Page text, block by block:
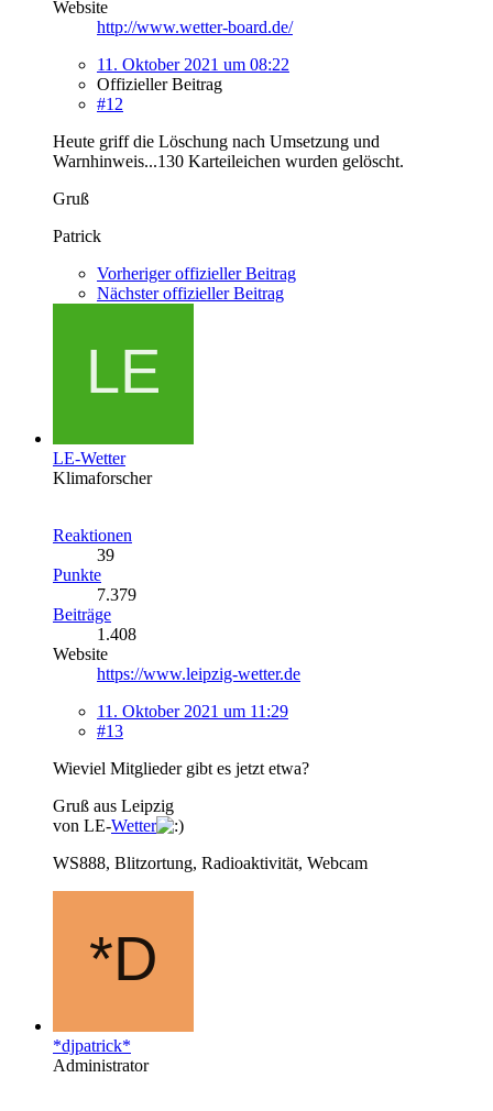
Website
http://www.wetter-board.de/
11. Oktober 2021 um 08:22
Offizieller Beitrag
#12
Heute griff die Löschung nach Umsetzung und
Warnhinweis...130 Karteileichen wurden gelöscht.
Gruß
Patrick
Vorheriger offizieller Beitrag
Nächster offizieller Beitrag
LE-Wetter
Klimaforscher
Reaktionen
39
Punkte
7.379
Beiträge
1.408
Website
https://www.leipzig-wetter.de
11. Oktober 2021 um 11:29
#13
Wieviel Mitglieder gibt es jetzt etwa?
Gruß aus Leipzig
von LE-Wetter
WS888, Blitzortung, Radioaktivität, Webcam
*djpatrick*
Administrator